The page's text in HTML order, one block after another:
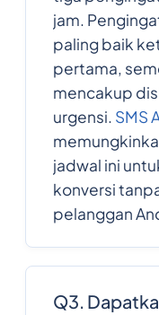
jam.
paling baik
pertama,
mencakup
urgensi. SMS
jadwal ini
konversi
pelanggan
Q3.